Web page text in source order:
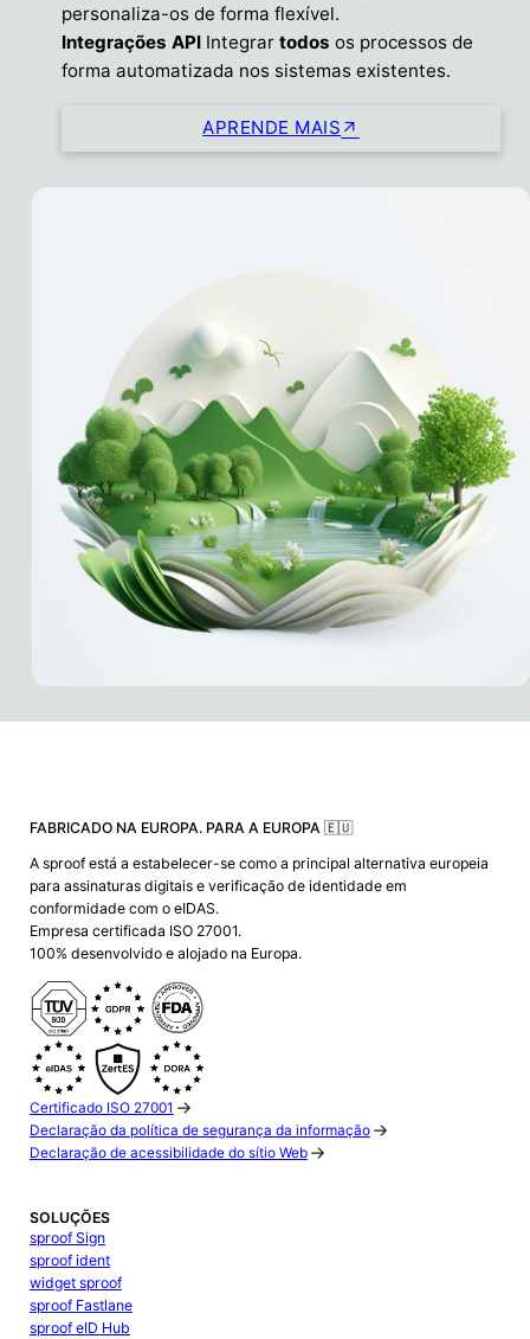
personaliza-os de forma flexível.
Integrações API Integrar todos os processos de
forma automatizada nos sistemas existentes.
APRENDE MAIS
FABRICADO NA EUROPA. PARA A EUROPA 🇪🇺
A sproof está a estabelecer-se como a principal alternativa europeia
para assinaturas digitais e verificação de identidade em
conformidade com o eIDAS.
Empresa certificada ISO 27001.
100% desenvolvido e alojado na Europa.
Certificado ISO 27001
Declaração da política de segurança da informação
Declaração de acessibilidade do sítio Web
SOLUÇÕES
sproof Sign
sproof ident
widget sproof
sproof Fastlane
sproof eID Hub